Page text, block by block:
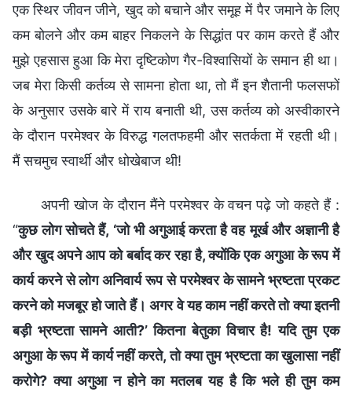
एक स्थिर जीवन जीने, खुद को बचाने और समूह में पैर जमाने के लिए
कम बोलने और कम बाहर निकलने के सिद्धांत पर काम करते हैं और
मुझे एहसास हुआ कि मेरा दृष्टिकोण गैर-विश्वासियों के समान ही था।
जब मेरा किसी कर्तव्य से सामना होता था, तो मैं इन शैतानी फलसफों
के अनुसार उसके बारे में राय बनाती थी, उस कर्तव्य को अस्वीकारने
के दौरान परमेश्वर के विरुद्ध गलतफहमी और सतर्कता में रहती थी।
मैं सचमुच स्वार्थी और धोखेबाज थी!
अपनी खोज के दौरान मैंने परमेश्वर के वचन पढ़े जो कहते हैं :
“कुछ लोग सोचते हैं, ‘जो भी अगुआई करता है वह मूर्ख और अज्ञानी है
और खुद अपने आप को बर्बाद कर रहा है, क्योंकि एक अगुआ के रूप में
कार्य करने से लोग अनिवार्य रूप से परमेश्वर के सामने भ्रष्टता प्रकट
करने को मजबूर हो जाते हैं। अगर वे यह काम नहीं करते तो क्या इतनी
बड़ी भ्रष्टता सामने आती?’ कितना बेतुका विचार है! यदि तुम एक
अगुआ के रूप में कार्य नहीं करते, तो क्या तुम भ्रष्टता का खुलासा नहीं
करोगे? क्या अगुआ न होने का मतलब यह है कि भले ही तुम कम